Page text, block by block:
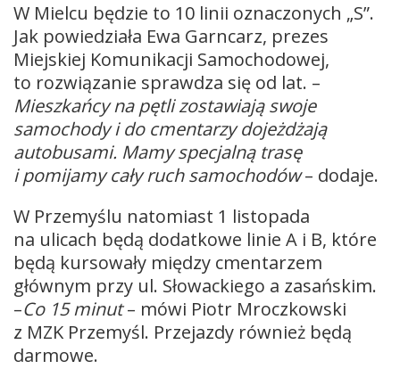
W Mielcu będzie to 10 linii oznaczonych „S”.
Jak powiedziała Ewa Garncarz, prezes
Miejskiej Komunikacji Samochodowej,
to rozwiązanie sprawdza się od lat. –
Mieszkańcy na pętli zostawiają swoje
samochody i do cmentarzy dojeżdżają
autobusami. Mamy specjalną trasę
i pomijamy cały ruch samochodów– dodaje.
W Przemyślu natomiast 1 listopada
na ulicach będą dodatkowe linie A i B, które
będą kursowały między cmentarzem
głównym przy ul. Słowackiego a zasańskim.
–Co 15 minut– mówi Piotr Mroczkowski
z MZK Przemyśl. Przejazdy również będą
darmowe.